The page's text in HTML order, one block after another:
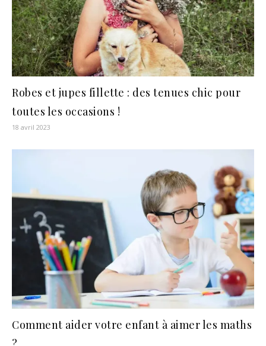
Robes et jupes fillette : des tenues chic pour
toutes les occasions !
18 avril 2023
Comment aider votre enfant à aimer les maths